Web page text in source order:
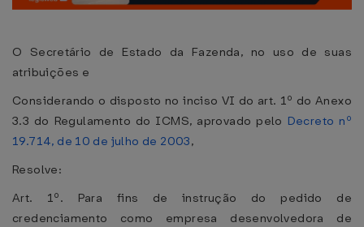
O Secretário de Estado da Fazenda, no uso de suas
atribuições e
Considerando o disposto no inciso VI do art. 1º do Anexo
3.3 do Regulamento do ICMS, aprovado pelo Decreto nº
19.714, de 10 de julho de 2003,
Resolve:
Art. 1º. Para fins de instrução do pedido de
credenciamento como empresa desenvolvedora de